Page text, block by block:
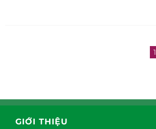
1
GIỚI THIỆU